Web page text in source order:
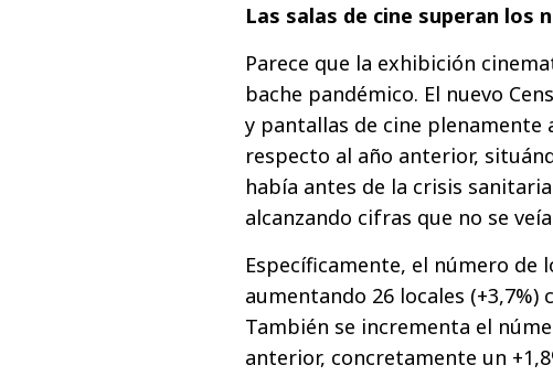
Las salas de cine superan los
Parece que la exhibición
bache pandémico. El nuevo
y pantallas de cine plenamente
respecto al año anterior,
había antes de la crisis
alcanzando cifras que no se
Específicamente, el número de
aumentando 26 locales
También se incrementa el
anterior, concretamente un